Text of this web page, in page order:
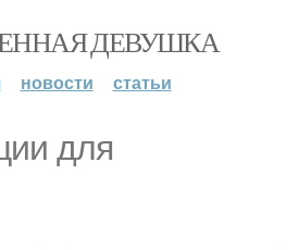
ДЕВУШКА
новости статьи
для